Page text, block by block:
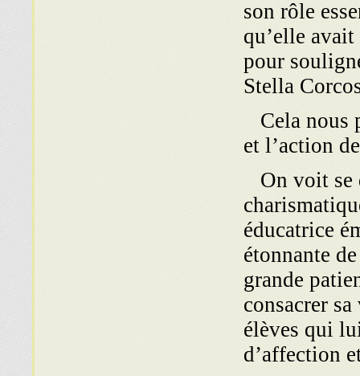
son rôle
qu’elle
pour
Stella
Cela nous
et l’action
On voit se
éducatrice
étonnante
grande
consacrer
élèves qui
d’affection